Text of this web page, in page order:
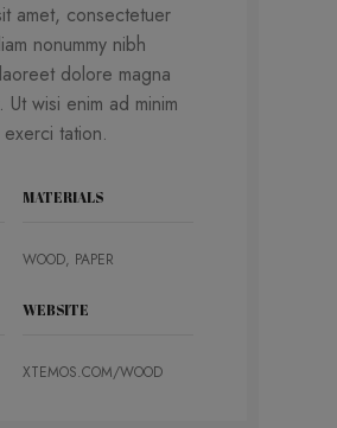
amet, consectetuer
nonummy nibh
dolore magna
wisi enim ad minim
tation.
MATERIALS
WOOD, PAPER
WEBSITE
XTEMOS.COM/WOOD